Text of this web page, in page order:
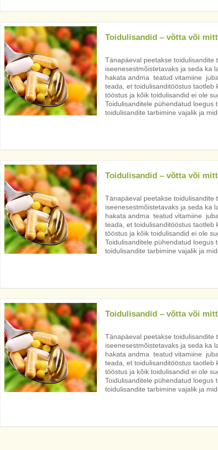
Toidulisandid – võtta või
Tänapäeval peetakse toidulisandite
iseenesestmõistetavaks ja seda ka
hakata andma teatud vitamiine
teada, et toidulisanditööstus taotleb
tööstus ja kõik toidulisandid ei ole
Toidulisanditele pühendatud loegus
toidulisandite tarbimine vajalik ja
Toidulisandid – võtta või
Tänapäeval peetakse toidulisandite
iseenesestmõistetavaks ja seda ka
hakata andma teatud vitamiine
teada, et toidulisanditööstus taotleb
tööstus ja kõik toidulisandid ei ole
Toidulisanditele pühendatud loegus
toidulisandite tarbimine vajalik ja
Toidulisandid – võtta või
Tänapäeval peetakse toidulisandite
iseenesestmõistetavaks ja seda ka
hakata andma teatud vitamiine
teada, et toidulisanditööstus taotleb
tööstus ja kõik toidulisandid ei ole
Toidulisanditele pühendatud loegus
toidulisandite tarbimine vajalik ja